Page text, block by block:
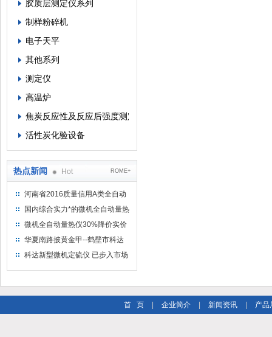
胶质层测定仪系列
制样粉碎机
电子天平
其他系列
测定仪
高温炉
焦炭反应性及反应后强度测定仪
活性炭化验设备
热点新闻 Hot ROME+
河南省2016质量信用A类全自动
量热仪
国内综合实力*的微机全自动量热
仪制造企业
微机全自动量热仪30%降价实价
出售
华夏南路披黄金甲--鹤壁市科达
仪器仪表有限公司
科达新型微机定硫仪 已步入市场
首 页 企业简介 新闻资讯 产品